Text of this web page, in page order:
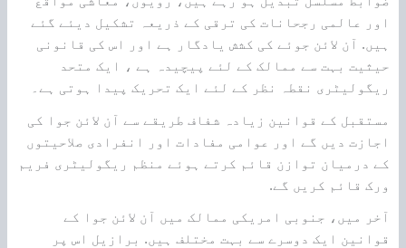
اور عالمی رجحانات کی ترقی کے ذریعہ تشکیل دیئے گئے
ہیں. آن لائن جوئے کی کشش یادگار ہے اور اس کی قانونی
حیثیت بہت سے ممالک کے لئے پیچیدہ ہے ، ایک متحد
ریگولیٹری نقطہ نظر کے لئے ایک تحریک پیدا ہوتی ہے۔
مستقبل کے قوانین زیادہ شفاف طریقے سے آن لائن جوا کی
اجازت دیں گے اور عوامی مفادات اور انفرادی صلاحیتوں
کے درمیان توازن قائم کرتے ہوئے منظم ریگولیٹری فریم
ورک قائم کریں گے.
آخر میں، جنوبی امریکی ممالک میں آن لائن جوا کے
قوانین ایک دوسرے سے بہت مختلف ہیں. برازیل اس پر